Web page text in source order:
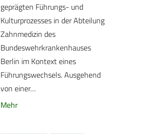
geprägten Führungs- und
Kulturprozesses in der Abteilung
Zahnmedizin des
Bundeswehrkrankenhauses
Berlin im Kontext eines
Führungswechsels. Ausgehend
von einer…
Mehr